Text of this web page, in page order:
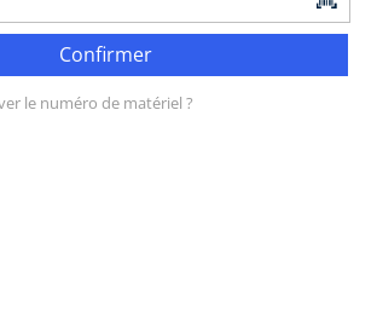
Confirmer
le numéro de matériel ?